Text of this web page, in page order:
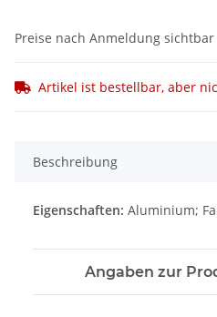
Preise nach Anmeldung sichtbar
Artikel ist bestellbar, aber
Beschreibung
Eigenschaften: Aluminium;
Angaben zur